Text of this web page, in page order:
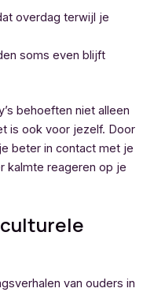
overdag terwijl je
soms even blijft
behoeften niet alleen
is ook voor jezelf. Door
beter in contact met je
kalmte reageren op je
van ouders in